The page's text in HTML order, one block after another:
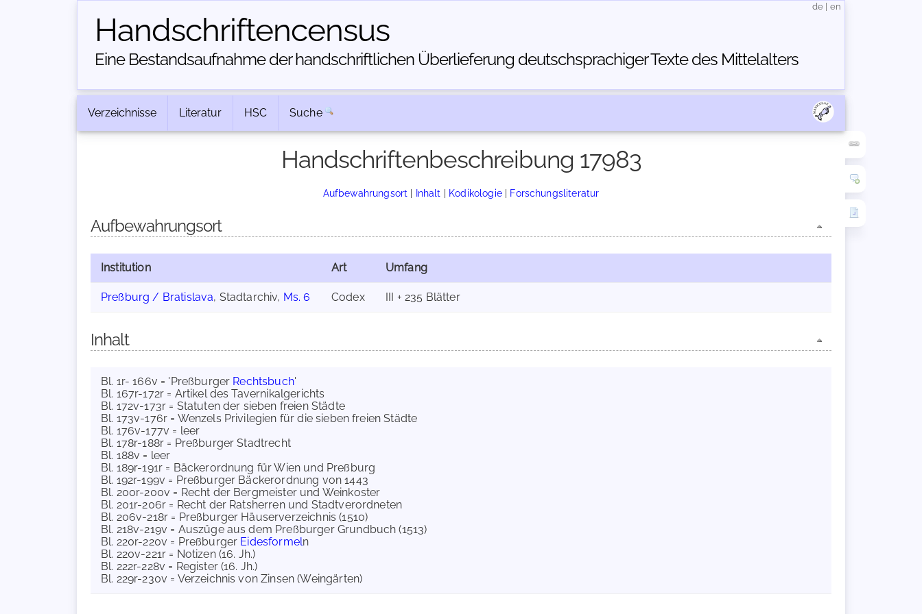
Handschriften­census
Eine Bestandsaufnahme der handschriftlichen Über­lieferung deutschsprachiger Texte des Mittelalters
de en
Verzeichnisse Literatur HSC Suche
Handschriftenbeschreibung 17983
Aufbewahrungsort | Inhalt | Kodikologie| Forschungsliteratur
Aufbewahrungsort
Institution Art Umfang
Preßburg / Bratislava, Stadtarchiv, Ms. 6 Codex III + 235 Blätter
Inhalt
Bl. 1r- 166v = 'Preßburger Rechtsbuch'
Bl. 167r-172r = Artikel des Tavernikalgerichts
Bl. 172v-173r = Statuten der sieben freien Städte
Bl. 173v-176r = Wenzels Privilegien für die sieben freien Städte
Bl. 176v-177v = leer
Bl. 178r-188r = Preßburger Stadtrecht
Bl. 188v = leer
Bl. 189r-191r = Bäckerordnung für Wien und Preßburg
Bl. 192r-199v = Preßburger Bäckerordnung von 1443
Bl. 200r-200v = Recht der Bergmeister und Weinkoster
Bl. 201r-206r = Recht der Ratsherren und Stadtverordneten
Bl. 206v-218r = Preßburger Häuserverzeichnis (1510)
Bl. 218v-219v = Auszüge aus dem Preßburger Grundbuch (1513)
Bl. 220r-220v = Preßburger Eidesformeln
Bl. 220v-221r = Notizen (16. Jh.)
Bl. 222r-228v = Register (16. Jh.)
Bl. 229r-230v = Verzeichnis von Zinsen (Weingärten)